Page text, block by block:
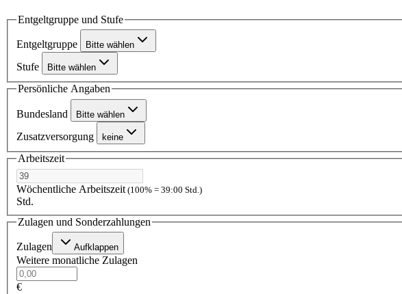
Entgeltgruppe und Stufe
Entgeltgruppe Bitte wählen
Stufe Bitte wählen
Persönliche Angaben
Bundesland Bitte wählen
Zusatzversorgung keine
Arbeitszeit
Wöchentliche Arbeitszeit (100% = 39:00 Std.)
Std.
Zulagen und Sonderzahlungen
Zulagen Aufklappen
Weitere monatliche Zulagen
€